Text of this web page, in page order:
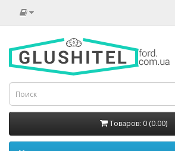
Товаров: 0 (0.00)